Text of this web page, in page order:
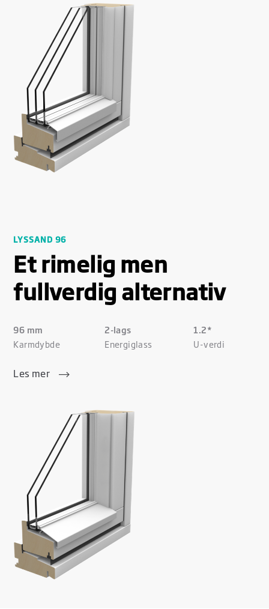
LYSSAND 96
Et rimelig men
fullverdig alternativ
96 mm
Karmdybde
2-lags
Energiglass
1.2*
U-verdi
Les mer